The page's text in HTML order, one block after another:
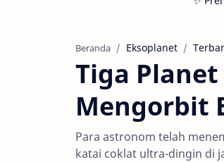
Beranda Eksoplanet
Tiga
Mengorbit
Para astronom telah
katai coklat ultra-dingin di